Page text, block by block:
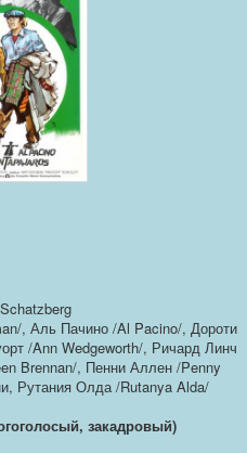
, Аль Пачино /Al Pacino/, Дороти
/Ann Wedgeworth/, Ричард Линч
Brennan/, Пенни Аллен /Penny
Рутания Олда /Rutanya Alda/
закадровый)